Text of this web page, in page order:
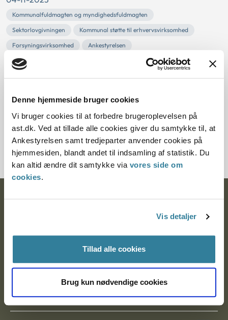
Denne hjemmeside bruger cookies
Vi bruger cookies til at forbedre brugeroplevelsen på
ast.dk. Ved at tillade alle cookies giver du samtykke til, at
Ankestyrelsen samt tredjeparter anvender cookies på
hjemmesiden, blandt andet til indsamling af statistik. Du
kan altid ændre dit samtykke via vores side om
cookies.
Vis detaljer
Tillad alle cookies
Brug kun nødvendige cookies
Kommunalfuldmagten og myndighedsfuldmagten
Sektorlovgivningen
Kommunal støtte til erhvervsvirksomhed
Forsyningsvirksomhed
Ankestyrelsen
Hvidovre Kommune havde opkrævet administrationsgebyr
for håndtering af tjenestemandspensioner for et
Ankestyrelsen vurderede, at kommunen handlede i strid
med lovgivningen ved at opkræve gebyr. Der var ikke
hjemmel i vandsektorlovens § 34, stk. 3 og 5, til at opkræve
gebyr for den opgave, som kommunen efter bestemmelsen
var pål...
Ankestyrelsen
Ankestyrelsen Aalborg